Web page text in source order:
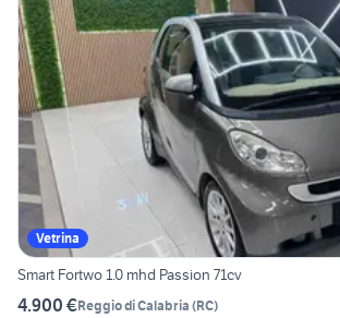
Vetrina
Smart Fortwo 1.0 mhd Passion 71cv
4.900 €Reggio di Calabria (RC)